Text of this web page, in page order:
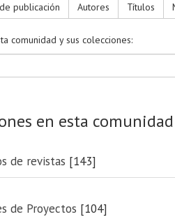
publicación Autores Títulos
comunidad y sus colecciones:
en esta comunidad
de revistas [143]
de Proyectos [104]